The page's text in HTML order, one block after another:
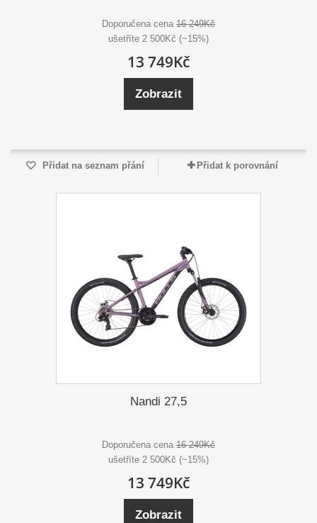
Doporučena cena 16 249Kč
ušetříte 2 500Kč (~15%)
13 749Kč
Zobrazit
Přidat na seznam přání Přidat k porovnání
Nandi 27,5
Doporučena cena 16 249Kč
ušetříte 2 500Kč (~15%)
13 749Kč
Zobrazit